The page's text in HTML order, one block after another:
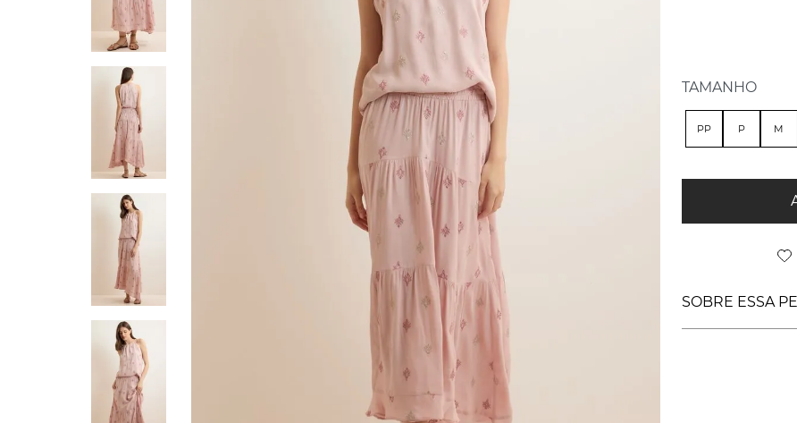
TAMANHO
PP P M
SOBRE ESSA